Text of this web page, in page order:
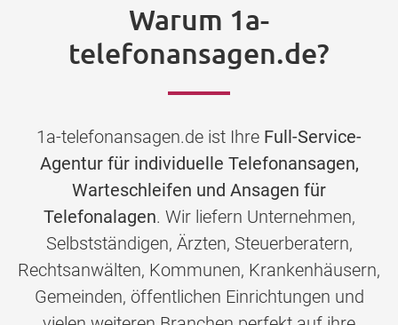
Warum 1a-
telefonansagen.de?
1a-telefonansagen.de ist Ihre Full-Service-
Agentur für individuelle Telefonansagen,
Warteschleifen und Ansagen für
Telefonalagen. Wir liefern Unternehmen,
Selbstständigen, Ärzten, Steuerberatern,
Rechtsanwälten, Kommunen, Krankenhäusern,
Gemeinden, öffentlichen Einrichtungen und